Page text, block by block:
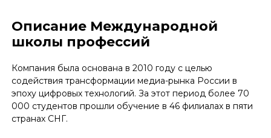
Описание Международной
школы профессий
Компания была основана в 2010 году с целью
содействия трансформации медиа-рынка России в
эпоху цифровых технологий. За этот период более 70
000 студентов прошли обучение в 46 филиалах в пяти
странах СНГ.